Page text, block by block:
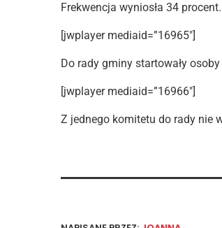
Frekwencja wyniosła 34
[jwplayer mediaid=”16965″]
Do rady gminy startowały
[jwplayer mediaid=”16966″]
Z jednego komitetu do rady nie